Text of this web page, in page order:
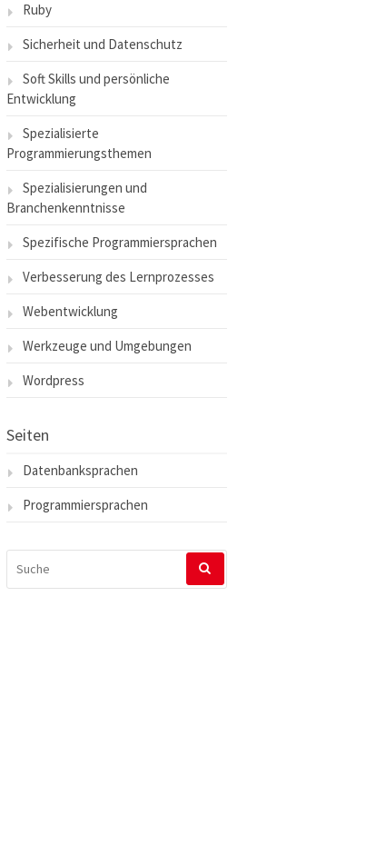
Ruby
Sicherheit und Datenschutz
Soft Skills und persönliche
Entwicklung
Spezialisierte
Programmierungsthemen
Spezialisierungen und
Branchenkenntnisse
Spezifische Programmiersprachen
Verbesserung des Lernprozesses
Webentwicklung
Werkzeuge und Umgebungen
Wordpress
Seiten
Datenbanksprachen
Programmiersprachen
NACH: